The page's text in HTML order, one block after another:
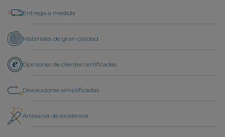
Entrega a medida
Materiales de gran calidad
Opiniones de clientes certificadas
Devoluciones simplificadas
Artesanía de excelencia